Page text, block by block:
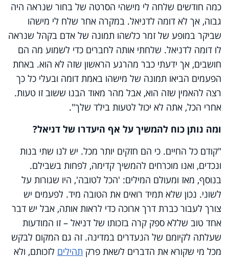
כמה חודשים שלחה לי מישהי הסרטה של בחור שנראה היה
גבוה, אך לא דומה לדניאל. במקרה אחר שלח לי מישהו
שביקר במופע של זמר כלשהו תמונה של אדם בקהל שנראה
לו דומה לדניאל. שלחתי אותה לחברים כדי לשמוע מה הם
חושבים, אך ידעתי כבר מהרגע הראשון שזה לא הוא. באחת
הפעמים הביאו תמונה של מישהו באמת דומה ובעלי כל כך
רצה להאמין שזה הוא, אבל מהר מאוד הבנו ששוב זו טעות.
אחרי הכל, אתה לא יכול לטעות בילד שלך".
ומה נותן כוח להמשיך על אף היעדרו של דניאל?
"קודם כל החיים. כי הם חזקים יותר מכל. יש לנו שתי בנות
ונכדים, ואנו מוכרחים להמשיך קדימה, לפחות בשבילם.
בנוסף, מאז ומעולם המילים: 'הכל לטובה', היו שגורות על
לשוני. נכון שלא תמיד רואים את הטובה מיד. לפעמים יש
צורך לעבור כברת דרך ארוכה כדי לראות אותה, אבל יש דבר
אחד טוב שללא ספק קרה בזכותו של דניאל – זו המודעות
שעלתה לקיומם של הנעדרים במדינה. זה גם המקום לבקש
מכל מי שקורא את הדברים לשאת פרק תהילים לזכותם, ולא